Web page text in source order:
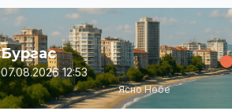
Бургас
07.08.2026 12:53
Ясно Небе